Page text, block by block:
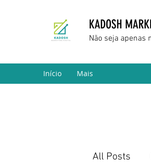
KADOSH
Não seja apenas
Início Mais
All Posts